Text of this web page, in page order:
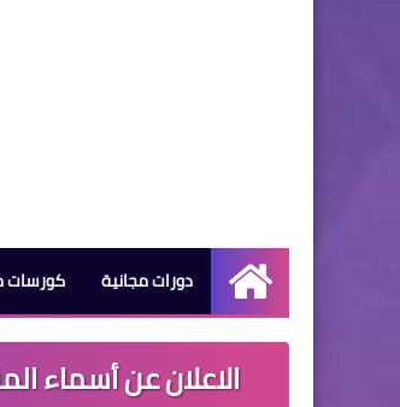
الرئيسية
دورات مجانية كورسات
الاعلان عن أسماء